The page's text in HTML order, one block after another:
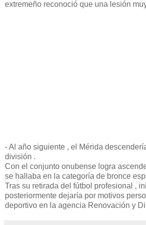
extremeño reconoció que una lesión
- Al año siguiente , el Mérida
división .
Con el conjunto onubense logra
se hallaba en la categoría de bronce
Tras su retirada del fútbol profesional ,
posteriormente dejaría por motivos
deportivo en la agencia Renovación y